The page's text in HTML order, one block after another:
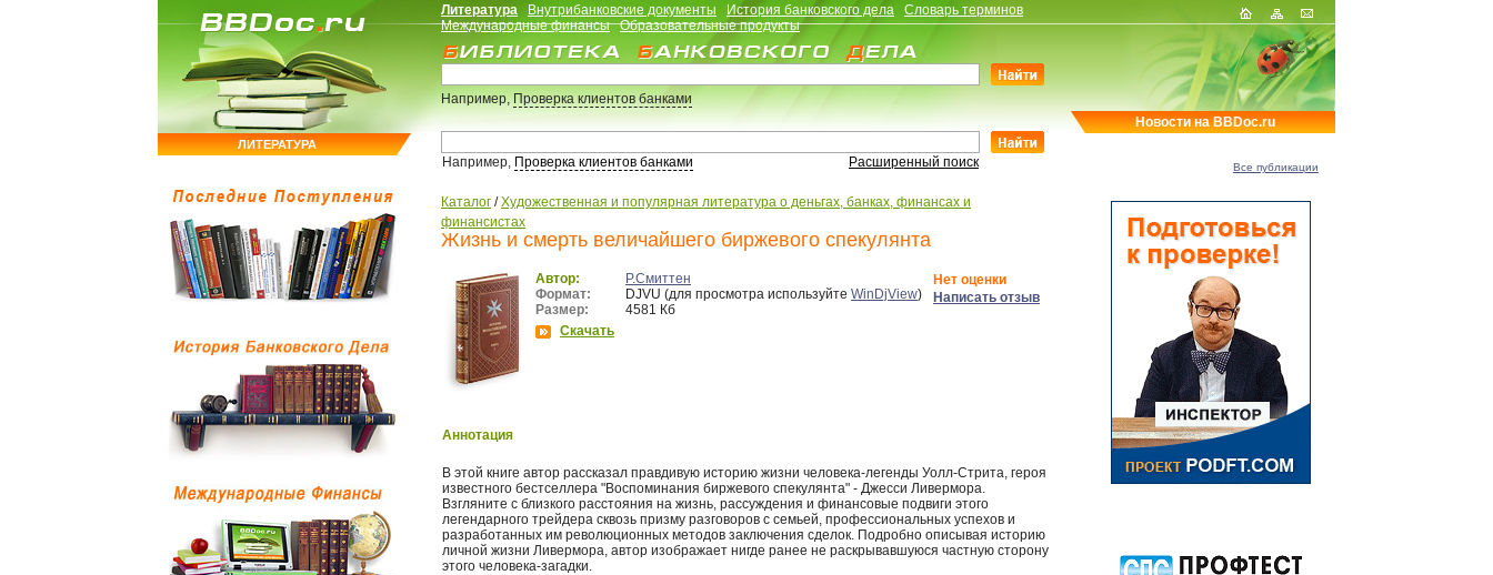
ЛИТЕРАТУРА
Литература Внутрибанковские документы История банковского дела
Словарь терминов
Международные финансы
Образовательные продукты
Например,Проверка клиентов банками
Например, Проверка клиентов банками Расширенный поиск
Каталог /Художественная и популярная литература о деньгах, банках, финансах и
финансистах
Жизнь и смерть величайшего биржевого спекулянта
Автор:
Р.Смиттен
Формат:
DJVU (для просмотра используйте WinDjView)
Размер:
4581 Кб
Скачать
Нет оценки
Написать отзыв
Аннотация
В этой книге автор рассказал правдивую историю жизни человека-легенды Уолл-Стрита, героя
известного бестселлера "Воспоминания биржевого спекулянта" - Джесси Ливермора.
Взгляните с близкого расстояния на жизнь, рассуждения и финансовые подвиги этого
легендарного трейдера сквозь призму разговоров с семьей, профессиональных успехов и
разработанных им революционных методов заключения сделок. Подробно описывая историю
личной жизни Ливермора, автор изображает нигде ранее не раскрывавшуюся частную сторону
этого человека-загадки.
Новости на BBDoc.ru
Все публикации